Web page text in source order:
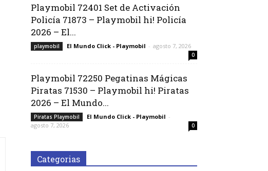
Playmobil 72401 Set de Activación
Policía 71873 – Playmobil hi! Policía
2026 – El...
playmobil El Mundo Click - Playmobil - agosto 7, 2026
0
Playmobil 72250 Pegatinas Mágicas
Piratas 71530 – Playmobil hi! Piratas
2026 – El Mundo...
Piratas Playmobil El Mundo Click - Playmobil -
agosto 7, 2026
0
Categorias